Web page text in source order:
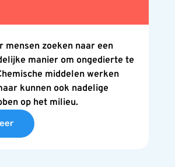
mensen zoeken naar een
manier om ongedierte te
middelen werken
kunnen ook nadelige
op het milieu.